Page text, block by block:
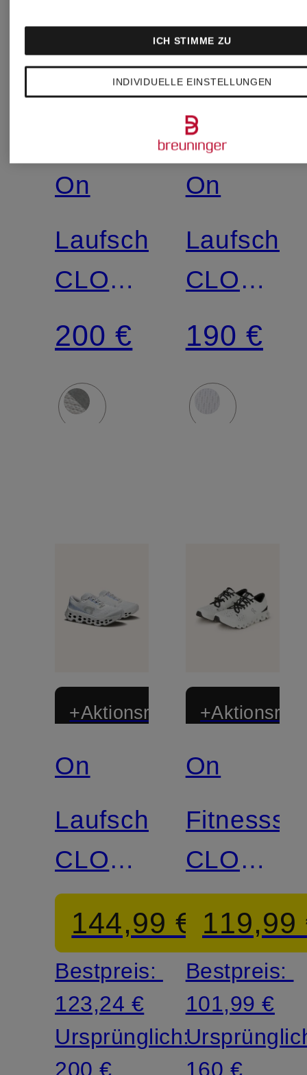
On
Laufschuhe
CLOUDMONSTER
3
200 €
On
MAX
190 €
+Aktionsrabatt
On
Laufschuhe
CLOUDMONSTER
3
144,99 €
Bestpreis:
123,24 €
Ursprünglich:
200 €
On
CLOUD
X4
119,99
Bestpreis:
101,99 €
160 €
INDIVIDUELLE EINSTELLUNGEN
ICH STIMME ZU